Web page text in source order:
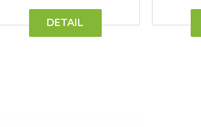
DETAIL